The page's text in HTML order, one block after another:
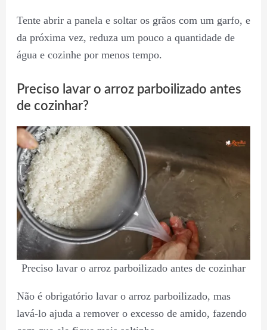
Tente abrir a panela e soltar os grãos com um garfo, e
da próxima vez, reduza um pouco a quantidade de
água e cozinhe por menos tempo.
Preciso lavar o arroz parboilizado antes
de cozinhar?
Preciso lavar o arroz parboilizado antes de cozinhar
Não é obrigatório lavar o arroz parboilizado, mas
lavá-lo ajuda a remover o excesso de amido, fazendo